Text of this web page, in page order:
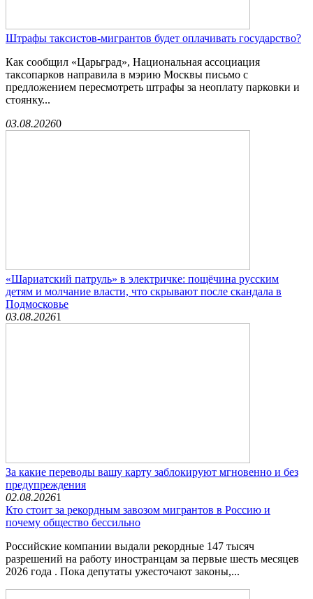
Штрафы таксистов-мигрантов будет оплачивать государство?
Как сообщил «Царьград», Национальная ассоциация
таксопарков направила в мэрию Москвы письмо с
предложением пересмотреть штрафы за неоплату парковки и
стоянку...
03.08.20260
«Шариатский патруль» в электричке: пощёчина русским
детям и молчание власти, что скрывают после скандала в
Подмосковье
03.08.20261
За какие переводы вашу карту заблокируют мгновенно и без
предупреждения
02.08.20261
Кто стоит за рекордным завозом мигрантов в Россию и
почему общество бессильно
Российские компании выдали рекордные 147 тысяч
разрешений на работу иностранцам за первые шесть месяцев
2026 года . Пока депутаты ужесточают законы,...